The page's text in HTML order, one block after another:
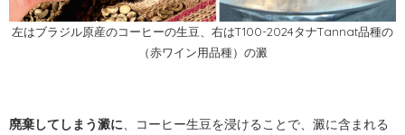
左はブラジル原産のコーヒーの生豆、右はT100-2024タナTannat品種の
（赤ワイン用品種）の澱
廃棄してしまう澱に、コーヒー生豆を浸けることで、澱に含まれる